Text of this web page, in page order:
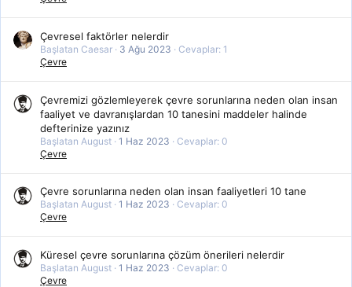
Çevresel faktörler nelerdir
Başlatan Caesar 3 Ağu 2023
Cevaplar: 1
Çevre
Çevremizi gözlemleyerek çevre sorunlarına neden olan insan
faaliyet ve davranışlardan 10 tanesini maddeler halinde
defterinize yazınız
Başlatan August 1 Haz 2023
Cevaplar: 0
Çevre
Çevre sorunlarına neden olan insan faaliyetleri 10 tane
Başlatan August 1 Haz 2023
Cevaplar: 0
Çevre
Küresel çevre sorunlarına çözüm önerileri nelerdir
Başlatan August 1 Haz 2023
Cevaplar: 0
Çevre